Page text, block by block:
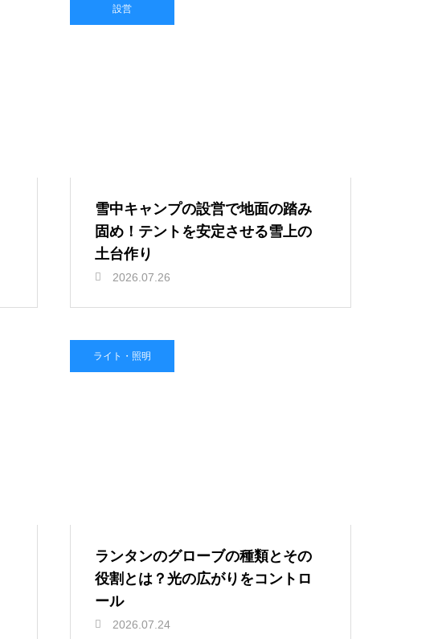
設営
雪中キャンプの設営で地面の踏み
固め！テントを安定させる雪上の
土台作り
2026.07.26
ライト・照明
ランタンのグローブの種類とその
役割とは？光の広がりをコントロ
ール
2026.07.24